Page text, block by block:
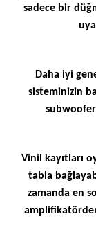
sadece bir
Daha iyi
sisteminizin
Vinil kayıtları
tabla
zamanda en